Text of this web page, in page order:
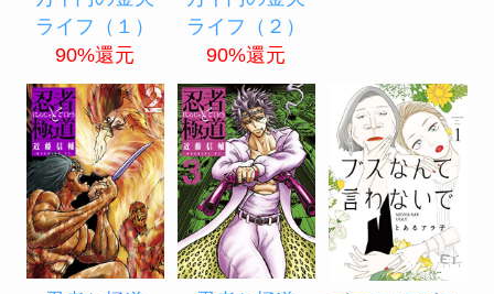
ライフ（１）
90%還元
ライフ（２）
90%還元